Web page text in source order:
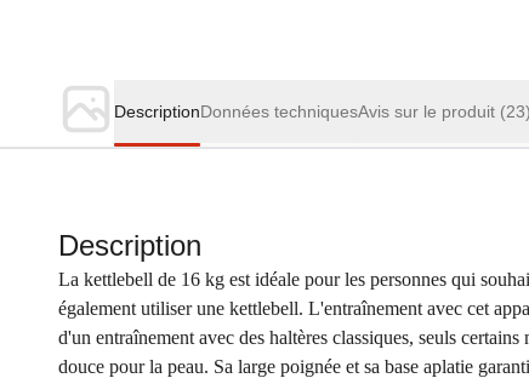
DescriptionDonnées techniquesAvis sur le produit (23)
Description
La kettlebell de 16 kg est idéale pour les personnes qui
également utiliser une kettlebell. L'entraînement avec cet
d'un entraînement avec des haltères classiques, seuls
douce pour la peau. Sa large poignée et sa base aplatie